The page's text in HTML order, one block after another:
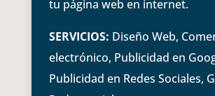
tu página web en internet.
SERVICIOS: Diseño Web,
electrónico, Publicidad en
Publicidad en Redes Sociales,